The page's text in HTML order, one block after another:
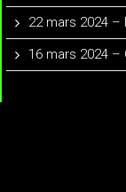
22 mars 2024 –
16 mars 2024 –